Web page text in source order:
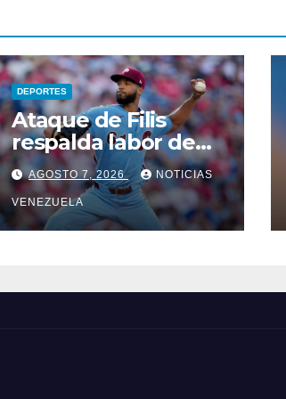
DEPORTES
Ataque de Filis
respalda labor de
Cristopher Sanchez
AGOSTO 7, 2026 NOTICIAS
VENEZUELA